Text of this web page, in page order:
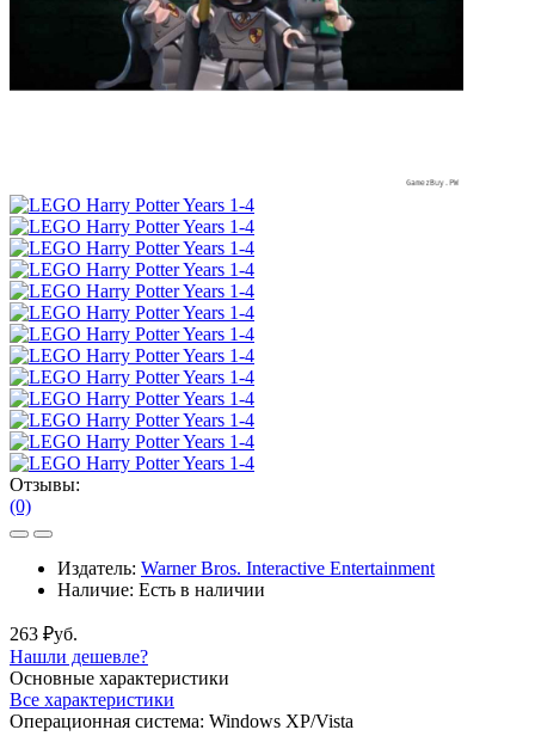
Отзывы:
(0)
Издатель: Warner Bros. Interactive Entertainment
Наличие: Есть в наличии
263 ₽уб.
Нашли дешевле?
Основные характеристики
Все характеристики
Операционная система: Windows XP/Vista